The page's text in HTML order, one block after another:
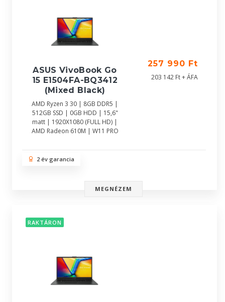
ASUS VivoBook Go
15 E1504FA-BQ3412
(Mixed Black)
AMD Ryzen 3 30 | 8GB DDR5 |
512GB SSD | 0GB HDD | 15,6"
matt | 1920X1080 (FULL HD) |
AMD Radeon 610M | W11 PRO
257 990 Ft
203 142 Ft + ÁFA
2 év garancia
MEGNÉZEM
RAKTÁRON